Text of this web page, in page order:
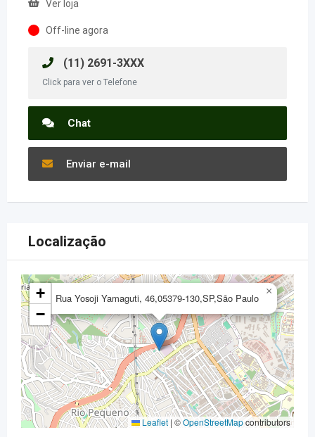
Ver loja
Off-line agora
(11) 2691-3XXX
Click para ver o Telefone
Chat
Enviar e-mail
Localização
Rua Yosoji Yamaguti, 46,05379-130,SP,São Paulo
×
+
−
Leaflet | ©OpenStreetMapcontributors